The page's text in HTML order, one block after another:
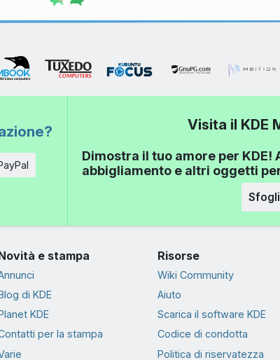
Visita il KDE
Dimostra il tuo amore per KDE!
abbigliamento e altri oggetti
e stampa
di KDE
KDE
per la stampa
Risorse
Wiki Community
Aiuto
Scarica il software KDE
Codice di condotta
Politica di riservatezza